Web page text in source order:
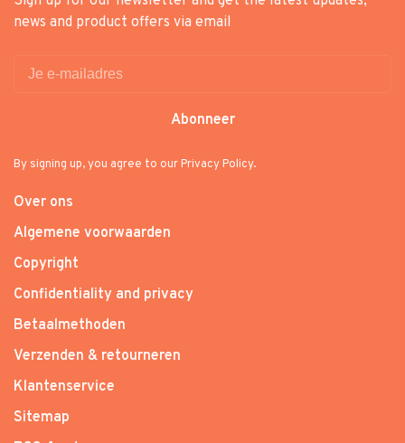
news and product offers via email
Abonneer
By signing up, you agree to our Privacy Policy.
Over ons
Algemene voorwaarden
Copyright
Confidentiality and privacy
Betaalmethoden
Verzenden & retourneren
Klantenservice
Sitemap